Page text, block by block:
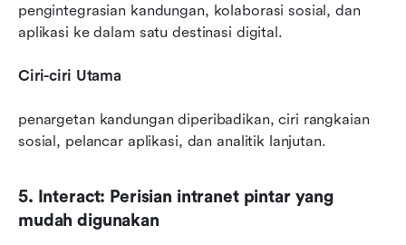
pengintegrasian kandungan, kolaborasi sosial, dan
aplikasi ke dalam satu destinasi digital.
Ciri-ciri Utama
penargetan kandungan diperibadikan, ciri rangkaian
sosial, pelancar aplikasi, dan analitik lanjutan.
5. Interact: Perisian intranet pintar yang
mudah digunakan